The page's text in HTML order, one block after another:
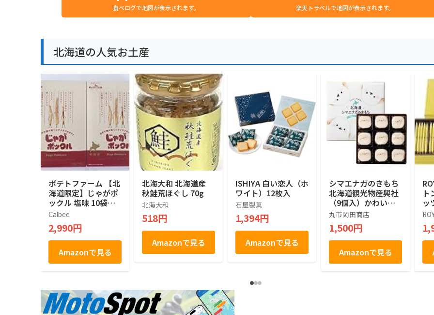
食べログで地図が表示されます。 楽天トラベルで地図が表示されます。
北海道の人気お土産
ポテトファーム 【北
海道限定】じゃがポ
ックル 塩味 10袋入
×２箱
Calbee
2,990円
Amazonで見る
北海大和 北海道産
秋鮭荒ほぐし 70g
北海大和
518円
Amazonで見る
ISHIYA 白い恋人（ホ
ワイト）12枚入
石屋製菓
1,394円
Amazonで見る
シマエナガのきもち
北海道観光物産興社
（9個入）かわいい
シマエナガ (1箱)
丸市岡田商店
1,500円
Amazonで見る
ト
ッ
ツ]